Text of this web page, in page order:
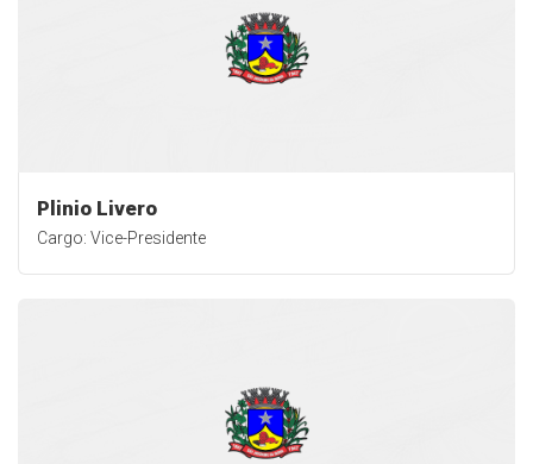
Plinio Livero
Cargo: Vice-Presidente